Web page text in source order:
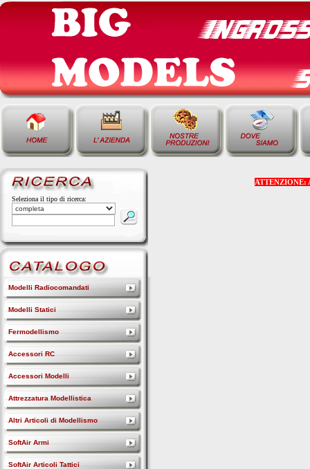
Seleziona il tipo di ricerca:
Modelli Radiocomandati
Modelli Statici
Fermodellismo
Accessori RC
Accessori Modelli
Attrezzatura Modellistica
Altri Articoli di Modellismo
SoftAir Armi
SoftAir Articoli Tattici
ATTENZIONE: